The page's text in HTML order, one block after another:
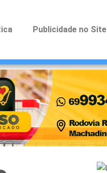
Publicidade no Site